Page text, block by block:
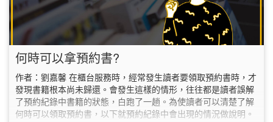
何時可以拿預約書?
作者：劉嘉馨 在櫃台服務時，經常發生讀者要領取預約書時，才
發現書籍根本尚未歸還。會發生這樣的情形，往往都是讀者誤解
了預約紀錄中書籍的狀態，白跑了一趟。為使讀者可以清楚了解
何時可以領取預約書，以下就預約紀錄中會出現的情況做說明。